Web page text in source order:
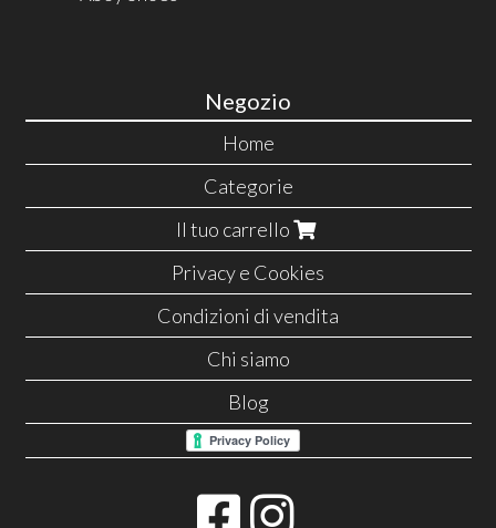
Negozio
Home
Categorie
Il tuo carrello
Privacy e Cookies
Condizioni di vendita
Chi siamo
Blog